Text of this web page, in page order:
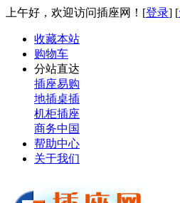
上午好，欢迎访问插座网！[登录] [
收藏本站
购物车
分站直达
插座易购
地插桌插
机柜插座
商务中国
帮助中心
关于我们